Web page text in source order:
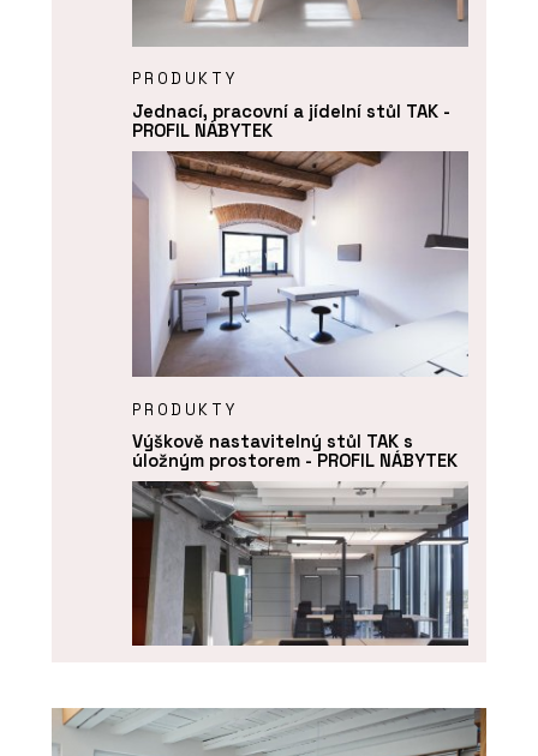
PRODUKTY
Jednací, pracovní a jídelní stůl TAK -
PROFIL NÁBYTEK
PRODUKTY
Výškově nastavitelný stůl TAK s
úložným prostorem - PROFIL NÁBYTEK
PRODUKTY